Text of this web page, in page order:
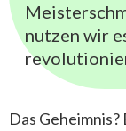
nutzen wir
Das